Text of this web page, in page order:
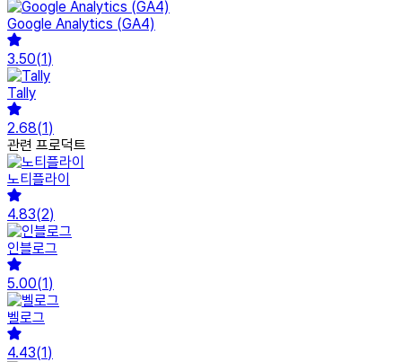
Google Analytics (GA4)
3.50(1)
Tally
2.68(1)
관련 프로덕트
노티플라이
4.83(2)
인블로그
5.00(1)
벨로그
4.43(1)